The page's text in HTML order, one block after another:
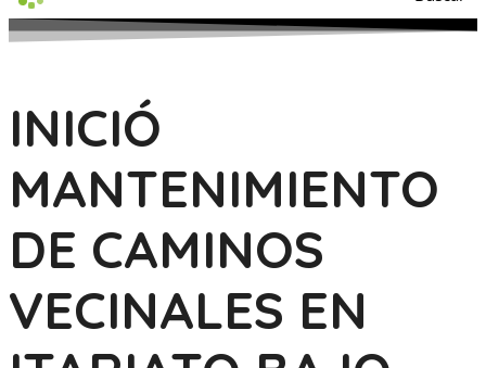
INICIÓ
MANTENIMIENTO
DE CAMINOS
VECINALES EN